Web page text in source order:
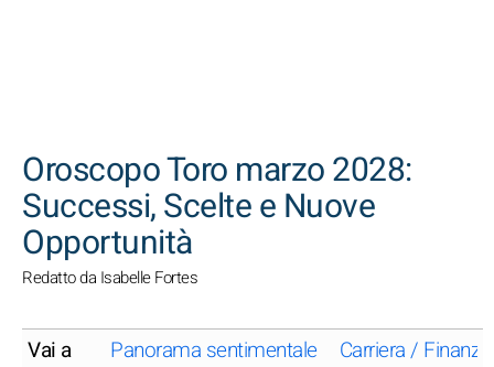
Oroscopo Toro marzo 2028:
Successi, Scelte e Nuove
Opportunità
Redatto da Isabelle Fortes
Vai a Panorama sentimentale Carriera / Finanze